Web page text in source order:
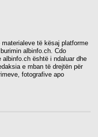
të kësaj platforme
albinfo.ch. Cdo
është i ndaluar dhe
e mban të drejtën për
fotografive apo